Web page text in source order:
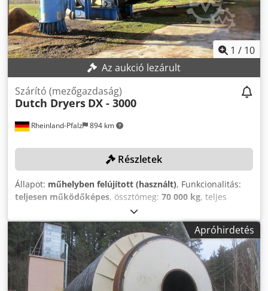
1 / 10
Az aukció lezárult
Rheinland-Pfalz 894 km
Szárító (mezőgazdaság)
Dutch Dryers DX - 3000
Részletek
Állapot: műhelyben felújított (használt), Funkcionalitás:
teljesen működőképes, össztömeg: 70 000 kg, teljes
, teljes szélesség:
ADATOK Géptípus: Dobos szárító Gyártási év: 2021
(újraépítve) Motor teljesítmény: 2 x 22 kW (új)
Meghajtóláncok és lánckerekek: újak Frekvenciaváltó: új
Max. dob hőmérséklet: 400 °C (ennek megfelelően nagyobb
szárítási teljesítmény) GÉP ÁLTALÁNOS ADATAI Hossz: 22,2
m Átmérő: 5,4 m Szegmentálás: 6 részre bontható
Apróhirdetés